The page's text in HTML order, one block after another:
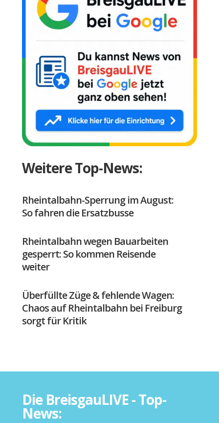
Weitere Top-News:
Rheintalbahn-Sperrung im August:
So fahren die Ersatzbusse
Rheintalbahn wegen Bauarbeiten
gesperrt: So kommen Reisende
weiter
Überfüllte Züge & fehlende Wagen:
Chaos auf Rheintalbahn bei Freiburg
sorgt für Kritik
Die BreisgauLIVE - Top-
News: